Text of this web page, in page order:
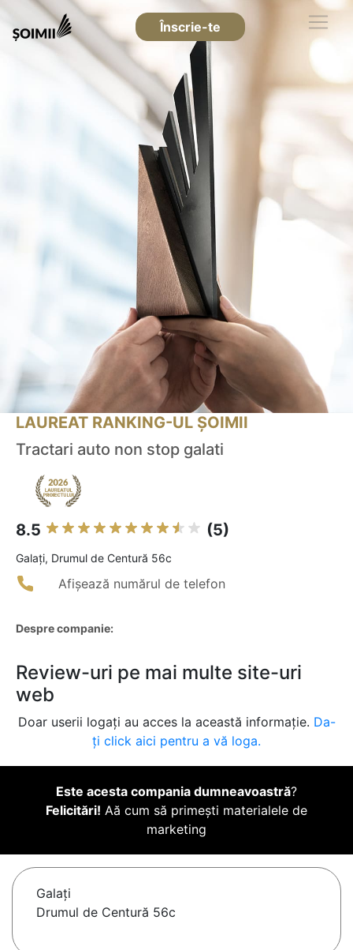
Înscrie-te
LAUREAT RANKING-UL ȘOIMII
Tractari auto non stop galati
8.5 (5)
Galaţi, Drumul de Centură 56c
Afișează numărul de telefon
Despre companie:
Review-uri pe mai multe site-uri
web
Doar userii logați au acces la această informație. Da-
ți click aici pentru a vă loga.
Este acesta compania dumneavoastră?
Felicitări! Aă cum să primești materialele de
marketing
Galaţi
Drumul de Centură 56c